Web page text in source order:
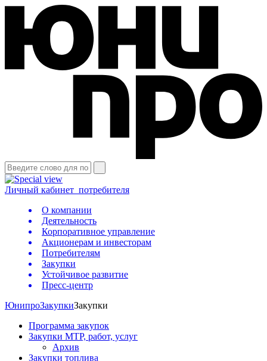
Личный кабинет потребителя
О компании
Деятельность
Корпоративное управление
Акционерам и инвесторам
Потребителям
Закупки
Устойчивое развитие
Пресс-центр
ЮнипроЗакупкиЗакупки
Программа закупок
Закупки МТР, работ, услуг
Архив
Закупки топлива